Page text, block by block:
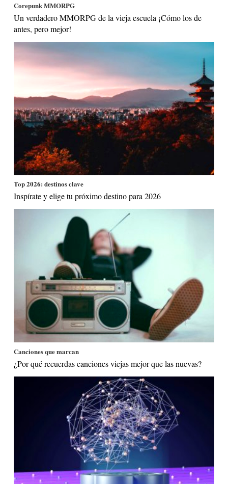
Corepunk MMORPG
Un verdadero MMORPG de la vieja escuela ¡Cómo los de
antes, pero mejor!
Top 2026: destinos clave
Inspírate y elige tu próximo destino para 2026
Canciones que marcan
¿Por qué recuerdas canciones viejas mejor que las nuevas?